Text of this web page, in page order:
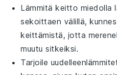
Lämmitä keitto miedolla
sekoittaen välillä,
keittämistä, jotta
muutu sitkeiksi.
Tarjoile